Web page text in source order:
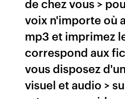
de chez vous >
voix n'importe où
mp3 et imprimez
correspond aux
vous disposez
visuel et audio >